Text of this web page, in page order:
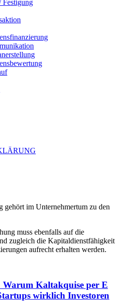
Festigung
gehört im Unternehmertum zu den
muss ebenfalls auf die
zugleich die Kapitaldienstfähigkeit
aufrecht erhalten werden.
Kaltakquise per E
wirklich Investoren